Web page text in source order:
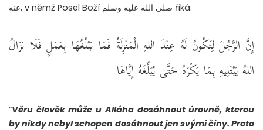
عنه, v němž Posel Boží صلى الله عليه وسلم říká:
إِنَّ الرَّجُلَ لِتَكُونُ لَهُ عِنْدَ اللهِ الْمَنْزِلَةُ فَمَا يَبْلُغُهَا بِعَمَلٍ فَلَا يَزَالُ
اللهُ يَبْتَلِيهِ بِمَا يَكْرَهُ حَتَّى يُبَلِّغَهُ إِيَّاهَا
“Věru člověk může u Alláha dosáhnout úrovně, kterou
by nikdy nebyl schopen dosáhnout jen svými činy. Proto